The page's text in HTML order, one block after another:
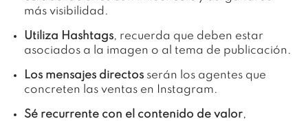
más visibilidad.
Utiliza Hashtags, recuerda que deben estar
asociados a la imagen o al tema de publicación.
Los mensajes directos serán los agentes que
concreten las ventas en Instagram.
Sé recurrente con el contenido de valor,